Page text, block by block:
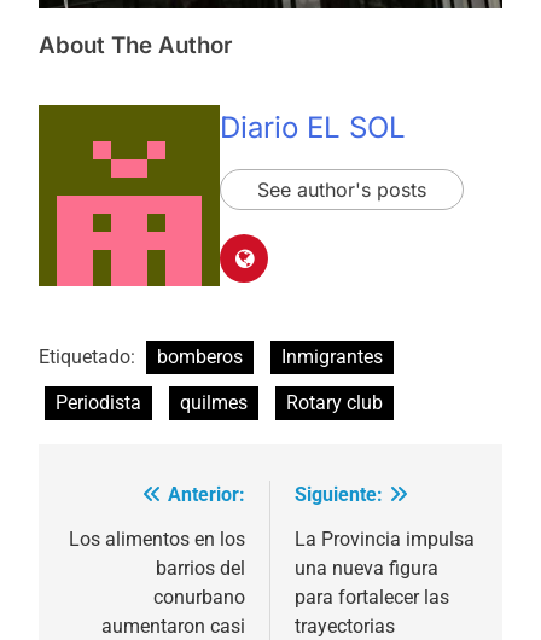
About The Author
Diario EL SOL
See author's posts
Etiquetado: bomberos
Inmigrantes
Periodista
quilmes Rotary club
Navegación
de
entradas
Anterior:
Los alimentos en los
barrios del
conurbano
aumentaron casi
Siguiente:
La Provincia impulsa
una nueva figura
para fortalecer las
trayectorias